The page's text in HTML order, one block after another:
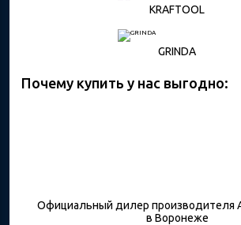
KRAFTOOL
GRINDA
Почему купить у нас выгодно:
Официальный дилер производителя
в Воронеже